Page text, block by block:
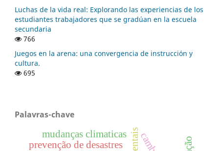
Luchas de la vida real: Explorando las experiencias de los
estudiantes trabajadores que se gradúan en la escuela
secundaria
766
Juegos en la arena: una convergencia de instrucción y
cultura.
695
Palavras-chave
prevenção de desastres
mudanças climaticas